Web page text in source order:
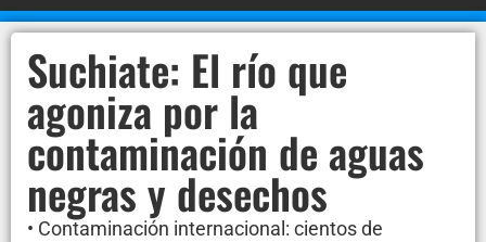
Suchiate: El río que
agoniza por la
contaminación de aguas
negras y desechos
• Contaminación internacional: cientos de